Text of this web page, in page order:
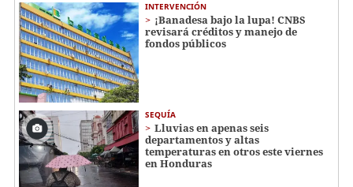
INTERVENCIÓN
¡Banadesa bajo la lupa! CNBS
revisará créditos y manejo de
fondos públicos
SEQUÍA
Lluvias en apenas seis
departamentos y altas
temperaturas en otros este viernes
en Honduras